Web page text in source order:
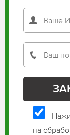
на